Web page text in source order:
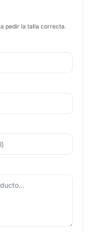
pedir la talla correcta.